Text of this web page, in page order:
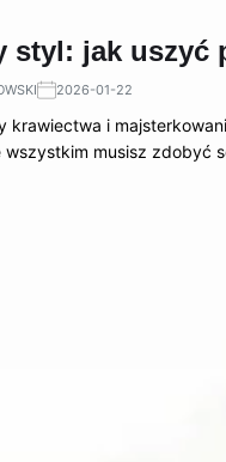
styl: jak uszyć
2026-01-22
krawiectwa i
wszystkim musisz zdobyć